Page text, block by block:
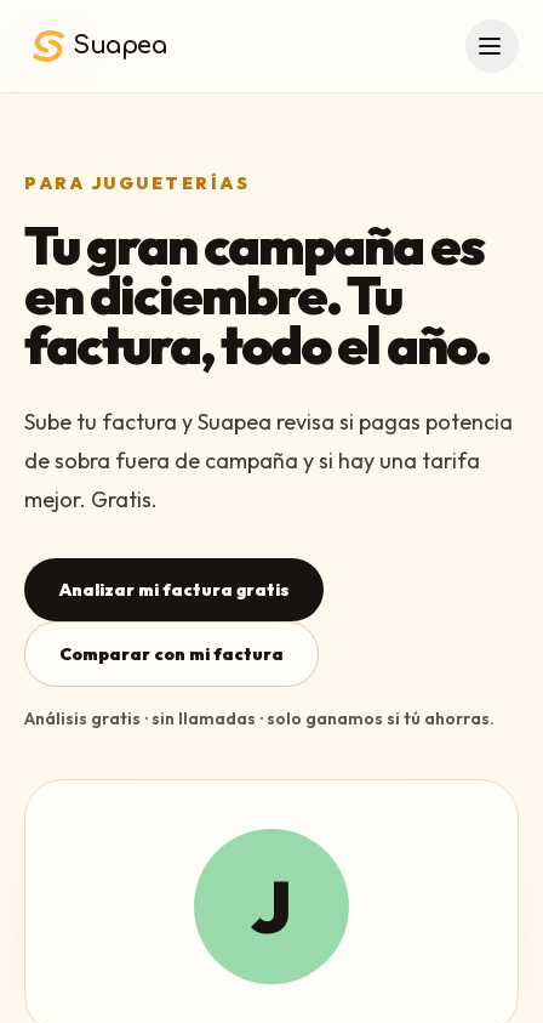
Suapea
PARA JUGUETERÍAS
Tu gran campaña es
en diciembre. Tu
factura, todo el año.
Sube tu factura y Suapea revisa si pagas potencia
de sobra fuera de campaña y si hay una tarifa
mejor. Gratis.
Analizar mi factura gratis
Comparar con mi factura
Análisis gratis · sin llamadas · solo ganamos si tú ahorras.
J